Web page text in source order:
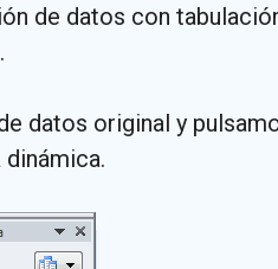
de datos con
datos original y